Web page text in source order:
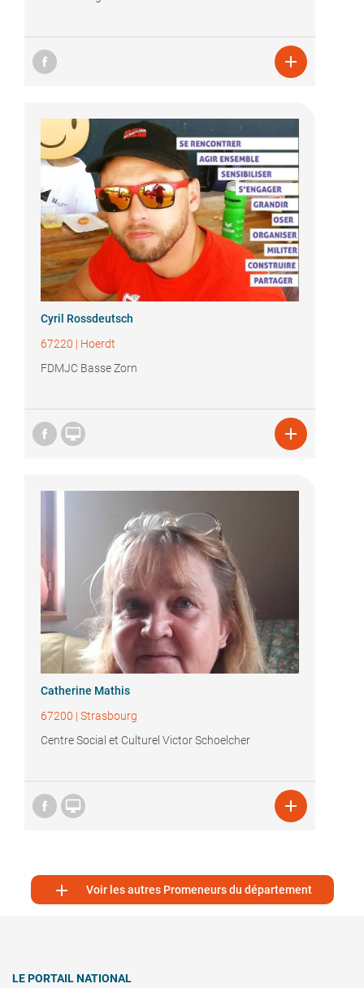

Cyril Rossdeutsch
67220 | Hoerdt
FDMJC Basse Zorn
 
Catherine Mathis
67200 | Strasbourg
Centre Social et Culturel Victor Schoelcher
 
 Voir les autres Promeneurs du département
LE PORTAIL NATIONAL